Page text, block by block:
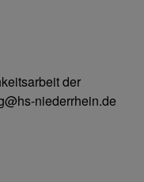
der
niederrhein.de